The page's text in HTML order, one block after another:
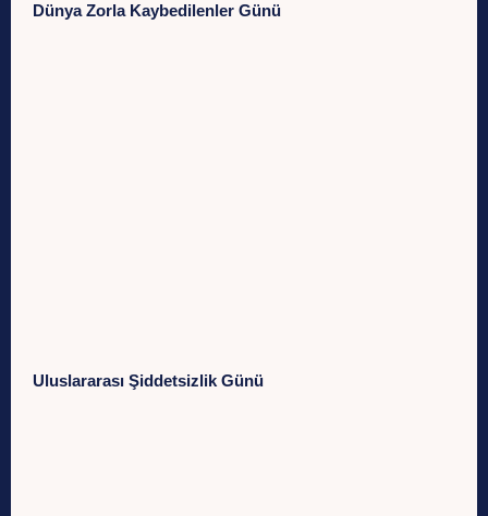
Dünya Zorla Kaybedilenler Günü
Uluslararası Şiddetsizlik Günü